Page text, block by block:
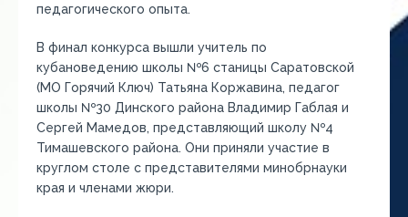
педагогического опыта.
В финал конкурса вышли учитель по
кубановедению школы №6 станицы Саратовской
(МО Горячий Ключ) Татьяна Коржавина, педагог
школы №30 Динского района Владимир Габлая и
Сергей Мамедов, представляющий школу №4
Тимашевского района. Они приняли участие в
круглом столе с представителями минобрнауки
края и членами жюри.